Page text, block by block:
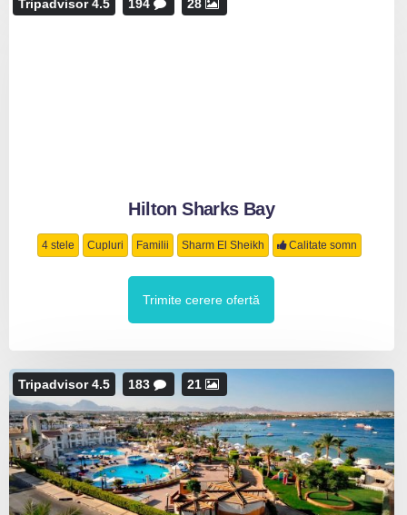
Tripadvisor 4.5 194 28
Hilton Sharks Bay
4 stele Cupluri Familii Sharm El Sheikh Calitate somn
Trimite cerere ofertă
Tripadvisor 4.5 183 21